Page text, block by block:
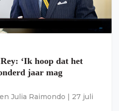
‘Ik hoop dat het
jaar mag
en Julia Raimondo
27 juli